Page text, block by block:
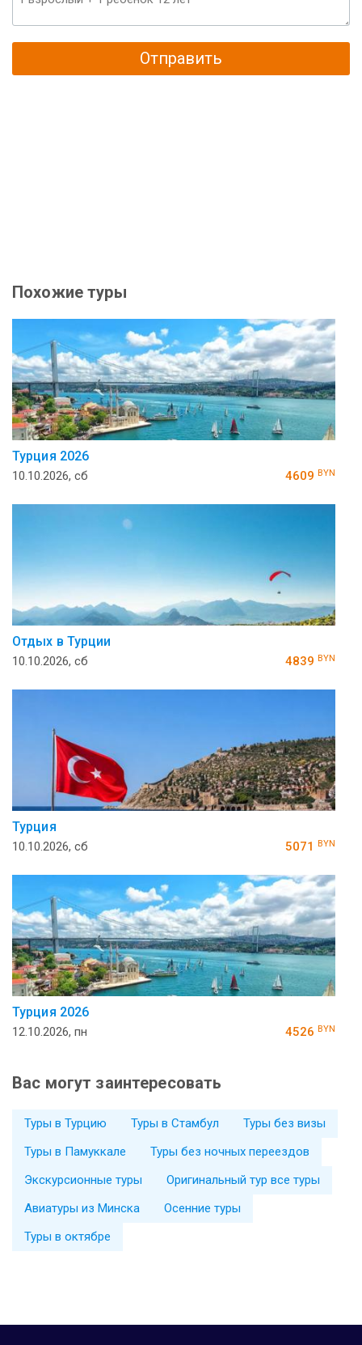
Отправить
Похожие туры
Турция 2026
10.10.2026, сб 4609 BYN
Отдых в Турции
10.10.2026, сб 4839 BYN
Турция
10.10.2026, сб 5071 BYN
Турция 2026
12.10.2026, пн 4526 BYN
Вас могут заинтересовать
Туры в Турцию Туры в Стамбул
Туры без визы
Туры в Памуккале
Туры без ночных переездов
Экскурсионные туры
Оригинальный тур все туры
Авиатуры из Минска
Осенние туры
Туры в октябре